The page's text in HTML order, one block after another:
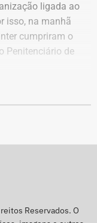
ligada ao
isso, na manhã
cumpriram o
Penitenciário de
mandados de
Reservados. O